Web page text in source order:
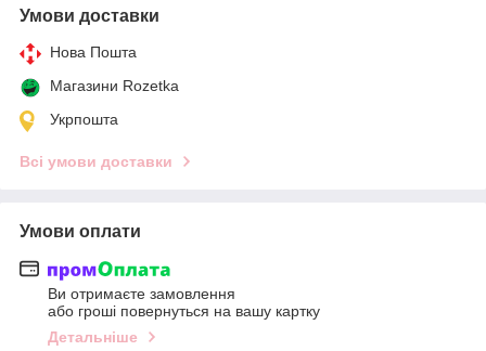
Умови доставки
Нова Пошта
Магазини Rozetka
Укрпошта
Всі умови доставки
Умови оплати
Ви отримаєте замовлення
або гроші повернуться на вашу картку
Детальніше